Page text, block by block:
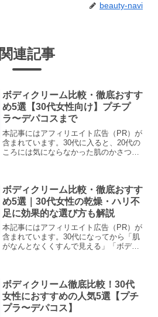
beauty-navi
関連記事
ボディクリーム比較・徹底おすす
め5選【30代女性向け】プチプ
ラ〜デパコスまで
本記事にはアフィリエイト広告（PR）が
含まれています。30代に入ると、20代の
ころには気にならなかった肌のかさつき
ない」と感じつつも...
ボディクリーム比較・徹底おすす
め5選｜30代女性の乾燥・ハリ不
足に効果的な選び方も解説
本記事にはアフィリエイト広告（PR）が
含まれています。30代になってから「肌
がなんとなくくすんで見える」「ボディ
は、20代と比べて...
ボディクリーム徹底比較！30代
女性におすすめの人気5選【プチ
プラ〜デパコス】